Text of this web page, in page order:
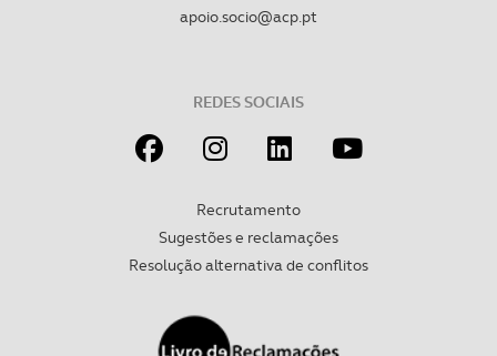
apoio.socio@acp.pt
REDES SOCIAIS
Recrutamento
Sugestões e reclamações
Resolução alternativa de conflitos